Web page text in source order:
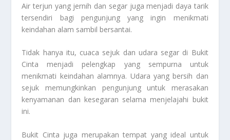
Air terjun yang jernih dan segar juga menjadi daya tarik
tersendiri bagi pengunjung yang ingin menikmati
keindahan alam sambil bersantai.
Tidak hanya itu, cuaca sejuk dan udara segar di Bukit
Cinta menjadi pelengkap yang sempurna untuk
menikmati keindahan alamnya. Udara yang bersih dan
sejuk memungkinkan pengunjung untuk merasakan
kenyamanan dan kesegaran selama menjelajahi bukit
ini.
Bukit Cinta juga merupakan tempat yang ideal untuk